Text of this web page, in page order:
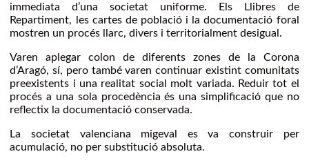
immediata d’una societat uniforme. Els Llibres de
Repartiment, les cartes de població i la documentació foral
mostren un procés llarc, divers i territorialment desigual.
Varen aplegar colon de diferents zones de la Corona
d’Aragó, sí, pero també varen continuar existint comunitats
preexistents i una realitat social molt variada. Reduir tot el
procés a una sola procedència és una simplificació que no
reflectix la documentació conservada.
La societat valenciana migeval es va construir per
acumulació, no per substitució absoluta.